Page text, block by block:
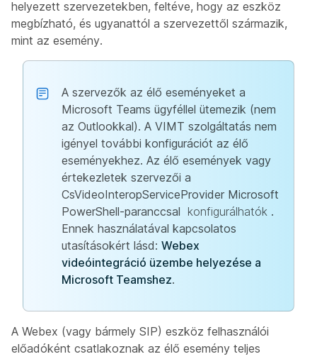
helyezett szervezetekben, feltéve, hogy az eszköz
megbízható, és ugyanattól a szervezettől származik,
mint az esemény.
A szervezők az élő eseményeket a
Microsoft Teams ügyféllel ütemezik (nem
az Outlookkal). A VIMT szolgáltatás nem
igényel további konfigurációt az élő
eseményekhez. Az élő események vagy
értekezletek szervezői a
CsVideoInteropServiceProvider Microsoft
PowerShell-paranccsal konfigurálhatók .
Ennek használatával kapcsolatos
utasításokért lásd: Webex
videóintegráció üzembe helyezése a
Microsoft Teamshez.
A Webex (vagy bármely SIP) eszköz felhasználói
előadóként csatlakoznak az élő esemény teljes